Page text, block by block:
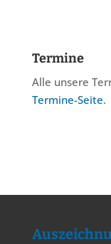
Termine
Alle unsere
Termine-Seite.